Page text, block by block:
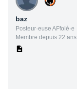
baz
Posteur·euse AFfolé·e
Membre depuis 22 ans